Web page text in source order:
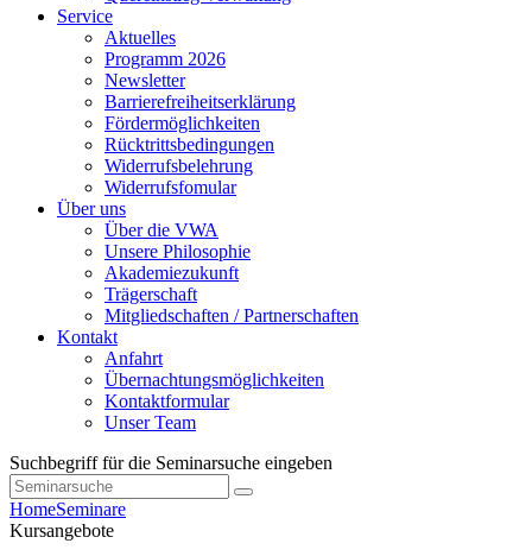
Service
Aktuelles
Programm 2026
Newsletter
Barrierefreiheitserklärung
Fördermöglichkeiten
Rücktrittsbedingungen
Widerrufsbelehrung
Widerrufsfomular
Über uns
Über die VWA
Unsere Philosophie
Akademiezukunft
Trägerschaft
Mitgliedschaften / Partnerschaften
Kontakt
Anfahrt
Übernachtungsmöglichkeiten
Kontaktformular
Unser Team
Suchbegriff für die Seminarsuche eingeben
HomeSeminare
Kursangebote